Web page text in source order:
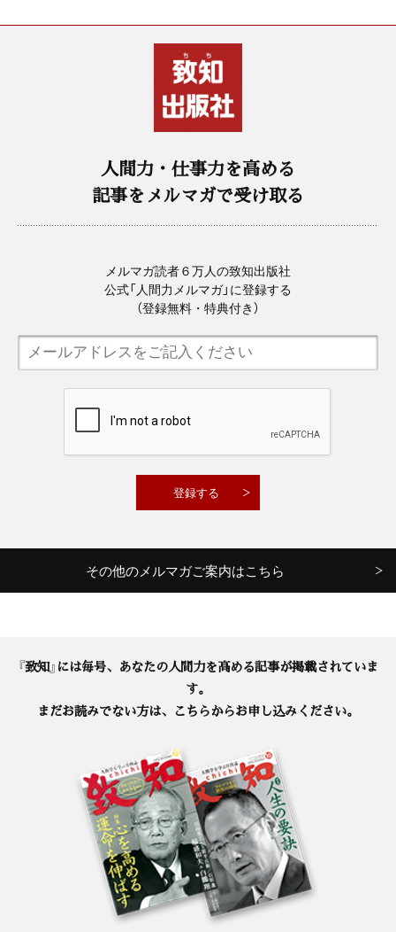
人間力・仕事力を高める
記事をメルマガで受け取る
メルマガ読者６万人の致知出版社
公式「人間力メルマガ」に登録する
（登録無料・特典付き）
その他のメルマガご案内はこちら
『致知』には毎号、あなたの人間力を高める記事が掲載されていま
す。
まだお読みでない方は、こちらからお申し込みください。